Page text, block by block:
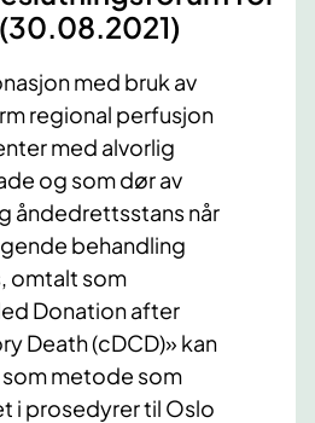
med bruk av
regional perfusjon
med alvorlig
og som dør av
åndedrettsstans når
behandling
omtalt som
Donation after
Death (cDCD)» kan
som metode som
i prosedyrer til Oslo